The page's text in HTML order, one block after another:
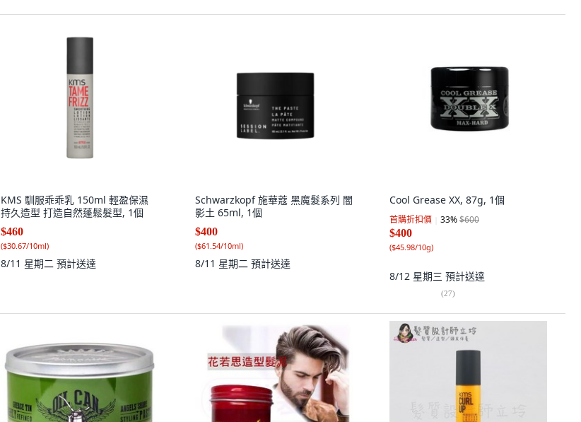
KMS 馴服乖乖乳 150ml 輕盈保濕
持久造型 打造自然蓬鬆髮型, 1個
$460
($30.67/10ml)
8/11 星期二 預計送達
Schwarzkopf 施華蔻 黑魔髮系列 闇
影土 65ml, 1個
$400
($61.54/10ml)
8/11 星期二 預計送達
Cool Grease XX, 87g, 1個
首購折扣價 33%$600
$400
($45.98/10g)
8/12 星期三 預計送達
(27)